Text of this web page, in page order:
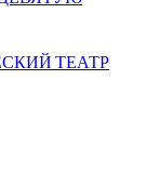
ТЕАТР